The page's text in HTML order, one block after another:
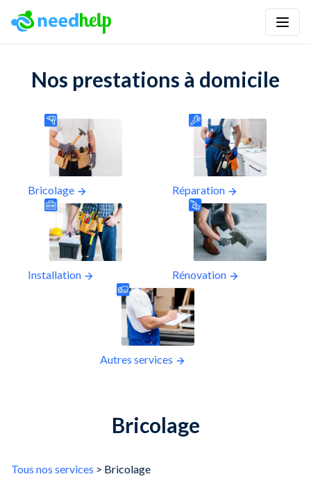
Nos prestations à domicile
Bricolage Réparation
Installation Rénovation
Autres services
Bricolage
Tous nos services > Bricolage